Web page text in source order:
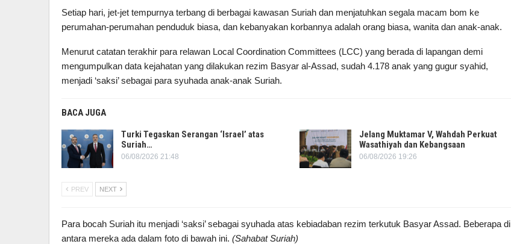
Setiap hari, jet-jet tempurnya terbang di berbagai kawasan Suriah dan menjatuhkan segala macam bom ke
perumahan-perumahan penduduk biasa, dan kebanyakan korbannya adalah orang biasa, wanita dan anak-anak.
Menurut catatan terakhir para relawan Local Coordination Committees (LCC) yang berada di lapangan demi
mengumpulkan data kejahatan yang dilakukan rezim Basyar al-Assad, sudah 4.178 anak yang gugur syahid,
menjadi ‘saksi’ sebagai para syuhada anak-anak Suriah.
BACA JUGA
Turki Tegaskan Serangan ‘Israel’ atas
Suriah…
06/08/2026 21:48
Jelang Muktamar V, Wahdah Perkuat
Wasathiyah dan Kebangsaan
06/08/2026 19:26
PREV NEXT
Para bocah Suriah itu menjadi ‘saksi’ sebagai syuhada atas kebiadaban rezim terkutuk Basyar Assad. Beberapa di
antara mereka ada dalam foto di bawah ini. (Sahabat Suriah)